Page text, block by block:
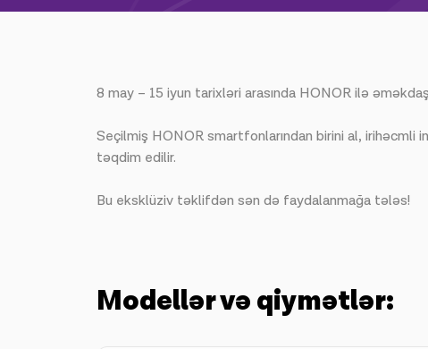
8 may – 15 iyun tarixləri arasında HONOR ilə
Seçilmiş HONOR smartfonlarından birini al,
təqdim edilir.
Bu eksklüziv təklifdən sən də faydalanmağa tələs!
Modellər və qiymətlər: